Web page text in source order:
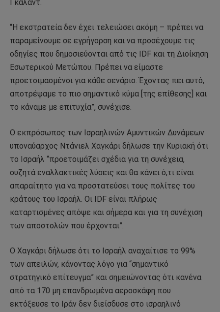
Γκαλάντ.
“Η εκστρατεία δεν έχει τελειώσει ακόμη – πρέπει να
παραμείνουμε σε εγρήγορση και να προσέχουμε τις
οδηγίες που δημοσιεύονται από τις IDF και τη Διοίκηση
Εσωτερικού Μετώπου. Πρέπει να είμαστε
προετοιμασμένοι για κάθε σενάριο. Έχοντας πει αυτό,
αποτρέψαμε το πιο σημαντικό κύμα [της επίθεσης] και
το κάναμε με επιτυχία”, συνέχισε.
Ο εκπρόσωπος των Ισραηλινών Αμυντικών Δυνάμεων
υποναύαρχος Ντάνιελ Χαγκάρι δήλωσε την Κυριακή ότι
το Ισραήλ “προετοιμάζει σχέδια για τη συνέχεια,
συζητά εναλλακτικές λύσεις και θα κάνει ό,τι είναι
απαραίτητο για να προστατεύσει τους πολίτες του
κράτους του Ισραήλ. Οι IDF είναι πλήρως
καταρτισμένες απόψε και σήμερα και για τη συνέχιση
των αποστολών που έρχονται”.
Ο Χαγκάρι δήλωσε ότι το Ισραήλ αναχαίτισε το 99%
των απειλών, κάνοντας λόγο για “σημαντικό
στρατηγικό επίτευγμα” και σημειώνοντας ότι κανένα
από τα 170 μη επανδρωμένα αεροσκάφη που
εκτόξευσε το Ιράν δεν διείσδυσε στο ισραηλινό